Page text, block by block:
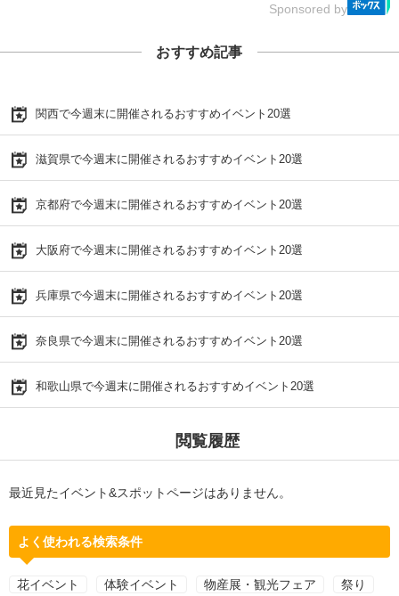
Sponsored by
おすすめ記事
関西で今週末に開催されるおすすめイベント20選
滋賀県で今週末に開催されるおすすめイベント20選
京都府で今週末に開催されるおすすめイベント20選
大阪府で今週末に開催されるおすすめイベント20選
兵庫県で今週末に開催されるおすすめイベント20選
奈良県で今週末に開催されるおすすめイベント20選
和歌山県で今週末に開催されるおすすめイベント20選
閲覧履歴
最近見たイベント&スポットページはありません。
よく使われる検索条件
花イベント 体験イベント 物産展・観光フェア 祭り